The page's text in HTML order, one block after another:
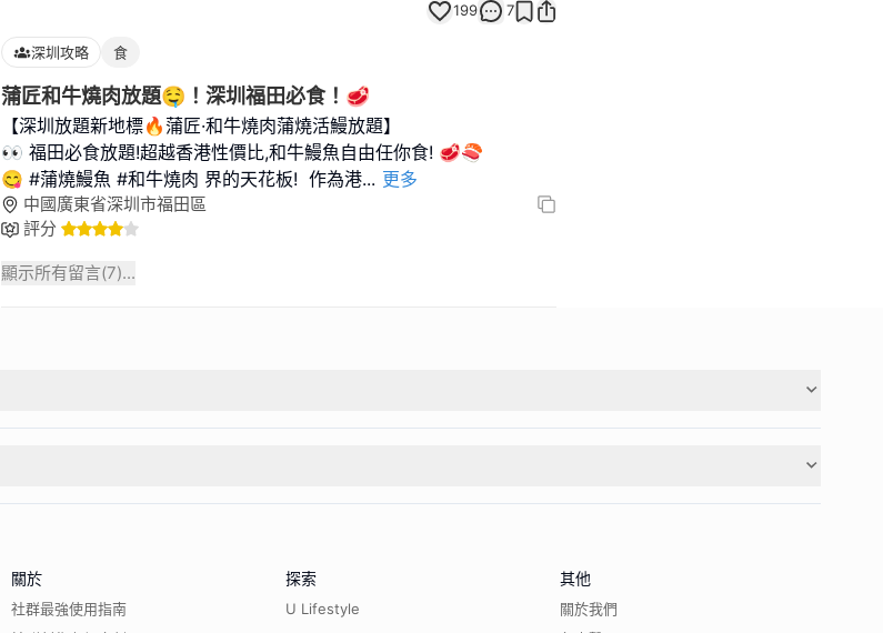
199 7
深圳攻略 食
蒲匠和牛燒肉放題🤤！深圳福田必食！🥩
【深圳放題新地標🔥蒲匠·和牛燒肉蒲燒活鰻放題】
👀 福田必食放題!超越香港性價比,和牛鰻魚自由任你食! 🥩🍣
😋 #蒲燒鰻魚 #和牛燒肉 界的天花板! 作為港... 更多
中國廣東省深圳市福田區
評分
顯示所有留言(7)...
關於
社群最強使用指南
探索
U Lifestyle
其他
關於我們